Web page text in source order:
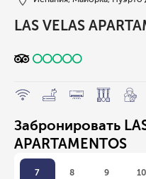
LAS VELAS
Забронировать
APARTAMENTOS
7 8 9 10